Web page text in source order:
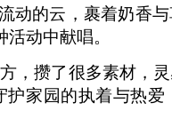
动的云，裹着奶香
动中献唱。
，攒了很多素材，
家园的执着与热